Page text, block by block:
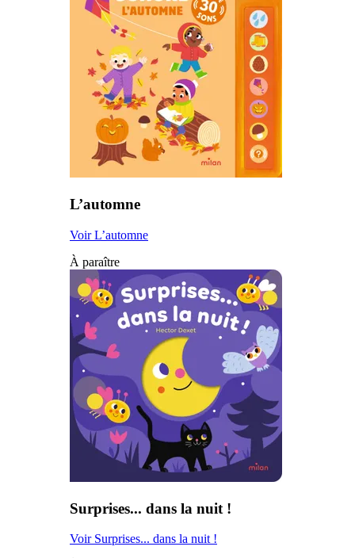
L’automne
Voir L’automne
À paraître
Surprises... dans la nuit !
Voir Surprises... dans la nuit !